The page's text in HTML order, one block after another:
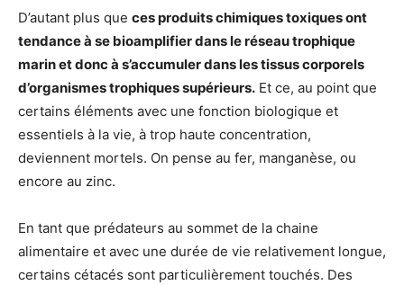
D’autant plus que ces produits chimiques toxiques ont
tendance à se bioamplifier dans le réseau trophique
marin et donc à s’accumuler dans les tissus corporels
d’organismes trophiques supérieurs. Et ce, au point que
certains éléments avec une fonction biologique et
essentiels à la vie, à trop haute concentration,
deviennent mortels. On pense au fer, manganèse, ou
encore au zinc.
En tant que prédateurs au sommet de la chaine
alimentaire et avec une durée de vie relativement longue,
certains cétacés sont particulièrement touchés. Des